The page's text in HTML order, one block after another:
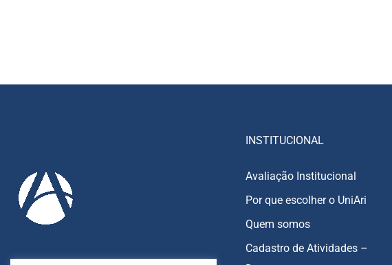
INSTITUCIONAL
Avaliação Institucional
Por que escolher o UniAri
Quem somos
Cadastro de Atividades –